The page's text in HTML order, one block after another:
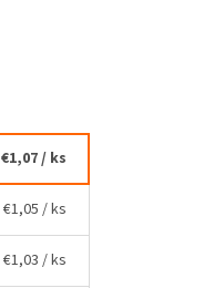
€1,07/ ks
€1,05 / ks
€1,03 / ks